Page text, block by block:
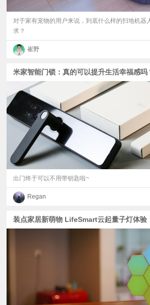
对于家有宠物的用户来说，到底什么样的扫地机器
求？
崔野
米家智能门锁：真的可以提升生活幸福感吗
出门终于可以不用带钥匙啦~
Regan
装点家居新萌物 LifeSmart云起量子灯体验